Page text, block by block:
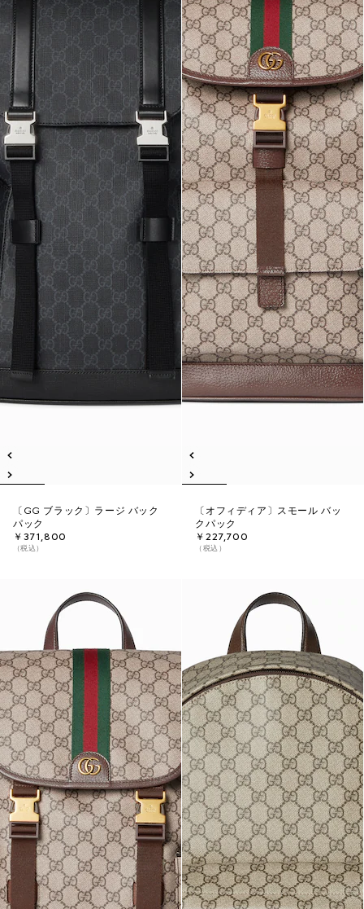
〔GG ブラック〕ラージ バック
パック
￥371,800
（税込）
〔オフィディア〕スモール バッ
クパック
￥227,700
（税込）